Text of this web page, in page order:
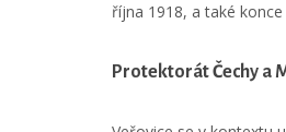
října 1918, a také
Protektorát Čechy a